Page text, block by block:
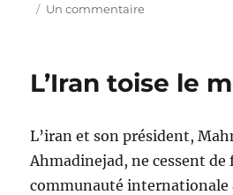
Un commentairesur
tué
L’Iran toise le
L’iran et son président,
Ahmadinejad, ne cessent de
communauté internationale